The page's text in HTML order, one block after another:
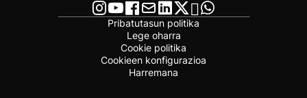
Pribatutasun politika
Lege oharra
Cookie politika
Cookieen konfigurazioa
Harremana